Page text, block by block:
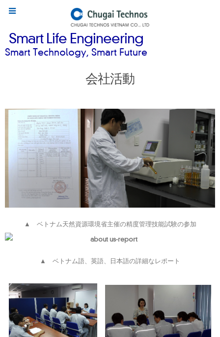
Smart Life Engineering
Smart Technology, Smart Future
会社活動
▲ ベトナム天然資源環境省主催の精度管理技能試験の参加
▲ ベトナム語、英語、日本語の詳細なレポート